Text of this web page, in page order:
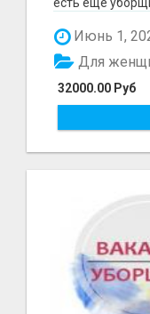
есть еще
Июнь 1,
32000.00 Руб
Для